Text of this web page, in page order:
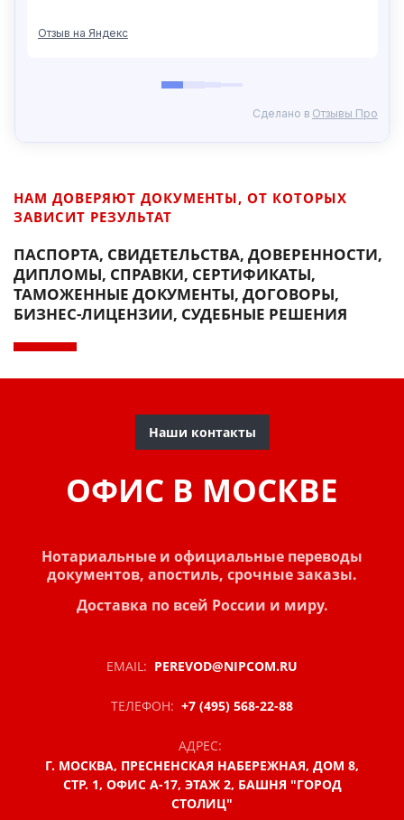
НАМ ДОВЕРЯЮТ ДОКУМЕНТЫ, ОТ КОТОРЫХ
ЗАВИСИТ РЕЗУЛЬТАТ
ПАСПОРТА, СВИДЕТЕЛЬСТВА, ДОВЕРЕННОСТИ,
ДИПЛОМЫ, СПРАВКИ, СЕРТИФИКАТЫ,
ТАМОЖЕННЫЕ ДОКУМЕНТЫ, ДОГОВОРЫ,
БИЗНЕС-ЛИЦЕНЗИИ, СУДЕБНЫЕ РЕШЕНИЯ
Наши контакты
ОФИС В МОСКВЕ
Нотариальные и официальные переводы
документов, апостиль, срочные заказы.
Доставка по всей России и миру.
EMAIL: PEREVOD@NIPCOM.RU
ТЕЛЕФОН: +7 (495) 568-22-88
АДРЕС:
Г. МОСКВА, ПРЕСНЕНСКАЯ НАБЕРЕЖНАЯ, ДОМ 8,
СТР. 1, ОФИС А-17, ЭТАЖ 2, БАШНЯ "ГОРОД
СТОЛИЦ"